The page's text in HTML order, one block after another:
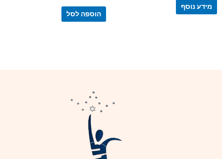
מידע נוסף
הוספה לסל